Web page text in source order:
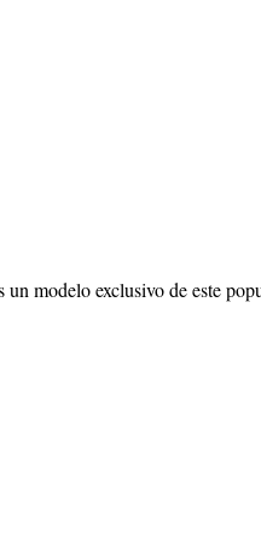
modelo exclusivo de este